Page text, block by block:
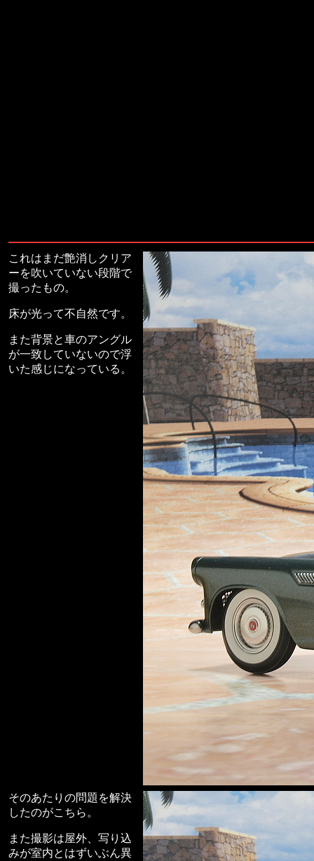
これはまだ艶消しクリア
ーを吹いていない段階で
撮ったもの。
床が光って不自然です。
また背景と車のアングル
が一致していないので浮
いた感じになっている。
そのあたりの問題を解決
したのがこちら。
また撮影は屋外、写り込
みが室内とはずいぶん異